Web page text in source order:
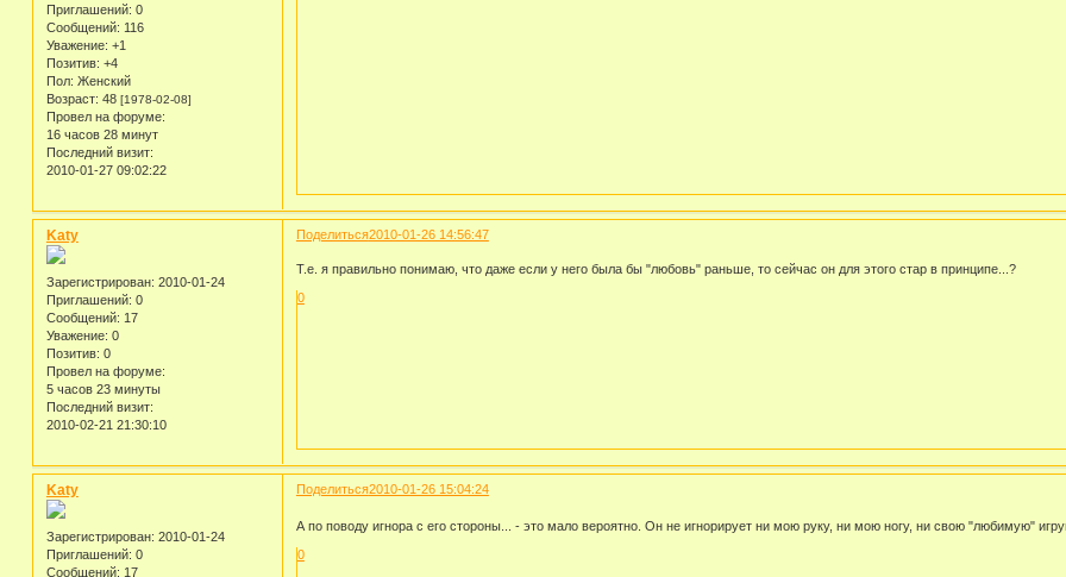
Приглашений: 0
Сообщений: 116
Уважение: +1
Позитив: +4
Пол: Женский
Возраст: 48 [1978-02-08]
Провел на форуме:
16 часов 28 минут
Последний визит:
2010-01-27 09:02:22
Поделиться2010-01-26 14:56:47
Katy
Зарегистрирован: 2010-01-24
Приглашений: 0
Сообщений: 17
Уважение: 0
Позитив: 0
Провел на форуме:
5 часов 23 минуты
Последний визит:
2010-02-21 21:30:10
Т.е. я правильно понимаю, что даже если у него была бы "любовь" раньше, то сейчас он для этого стар в принципе...?
0
Поделиться2010-01-26 15:04:24
Katy
Зарегистрирован: 2010-01-24
Приглашений: 0
Сообщений: 17
А по поводу игнора с его стороны... - это мало вероятно. Он не игнорирует ни мою руку, ни мою ногу, ни свою "любимую"
0